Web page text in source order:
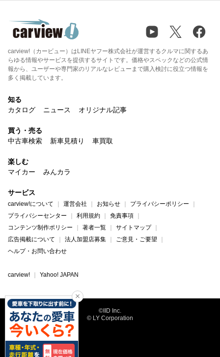
carview!（カービュー）はLINEヤフー株式会社が運営するクルマに関するあ
らゆる情報やサービスを提供するサイトです。価格やスペックなどの公式情
報から、ユーザーや専門家のリアルなレビューまで購入検討に役立つ情報を
多く掲載しています。
知る
カタログ
ニュース オリジナル記事
買う・売る
中古車検索
新車見積り 車買取
楽しむ
マイカー
みんカラ
サービス
carview!について 運営会社 お知らせ
プライバシーポリシー
プライバシーセンター
利用規約
免責事項
コンテンツ制作ポリシー
著者一覧
サイトマップ
広告掲載について
法人加盟店募集
ご意見・ご要望
ヘルプ・お問い合わせ
carview! Yahoo! JAPAN
©IID Inc.
© LY Corporation